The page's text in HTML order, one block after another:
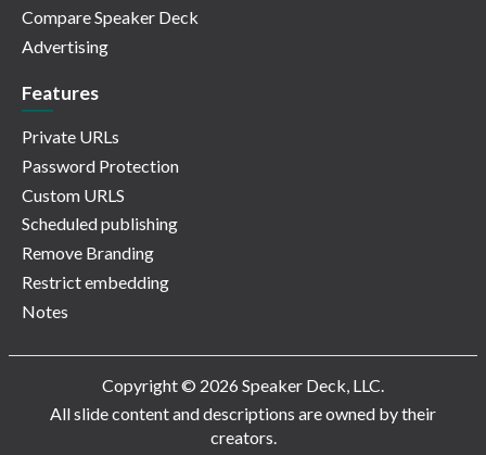
Compare Speaker Deck
Advertising
Features
Private URLs
Password Protection
Custom URLS
Scheduled publishing
Remove Branding
Restrict embedding
Notes
Copyright © 2026 Speaker Deck, LLC.
All slide content and descriptions are owned by their
creators.